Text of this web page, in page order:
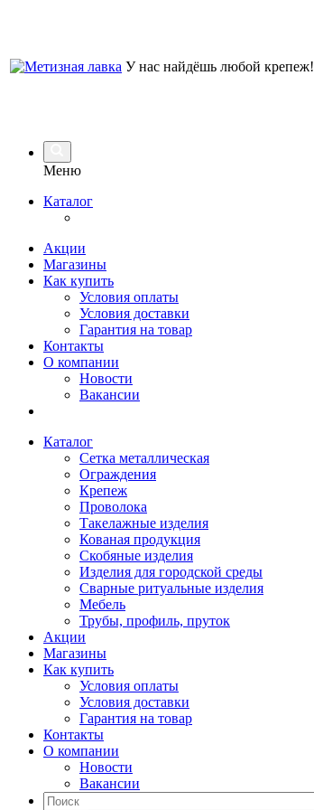
У нас найдёшь любой крепеж!
Меню
Каталог
Акции
Магазины
Как купить
Условия оплаты
Условия доставки
Гарантия на товар
Контакты
О компании
Новости
Вакансии
Каталог
Сетка металлическая
Ограждения
Крепеж
Проволока
Такелажные изделия
Кованая продукция
Скобяные изделия
Изделия для городской среды
Сварные ритуальные изделия
Мебель
Трубы, профиль, пруток
Акции
Магазины
Как купить
Условия оплаты
Условия доставки
Гарантия на товар
Контакты
О компании
Новости
Вакансии